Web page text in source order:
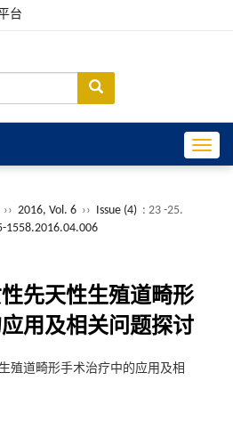
台
›› 2016, Vol. 6 ›› Issue (4) : 23 -25.
1558.2016.04.006
先天性生殖道畸形
用及相关问题探讨
殖道畸形手术治疗中的应用及相